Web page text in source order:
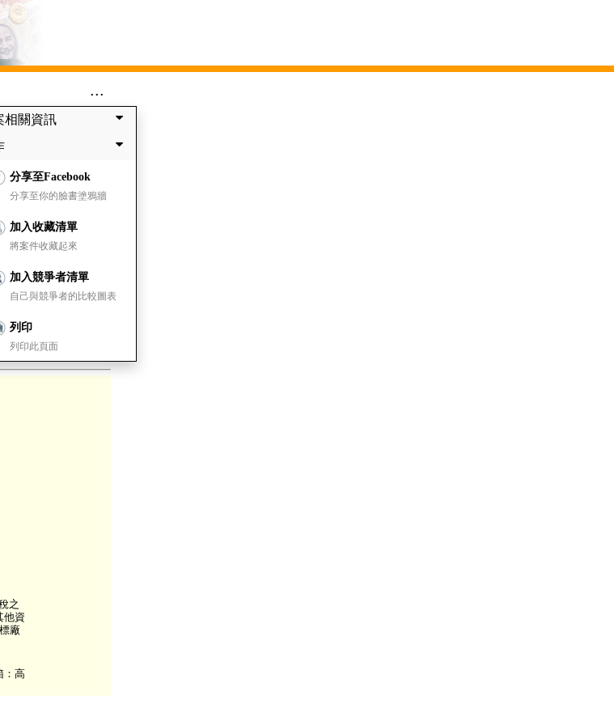
...
相關資訊
分享至Facebook
分享至你的臉書塗鴉牆
加入收藏清單
將案件收藏起來
加入競爭者清單
自己與競爭者的比較圖表
列印
列印此頁面
之
他資
廠
：高